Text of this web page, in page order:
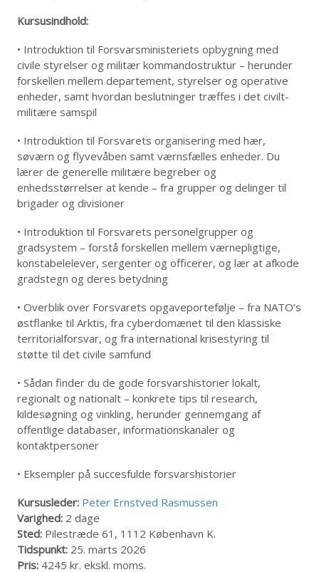
Kursusindhold:
• Introduktion til Forsvarsministeriets opbygning med
civile styrelser og militær kommandostruktur – herunder
forskellen mellem departement, styrelser og operative
enheder, samt hvordan beslutninger træffes i det civilt-
militære samspil
• Introduktion til Forsvarets organisering med hær,
søværn og flyvevåben samt værnsfælles enheder. Du
lærer de generelle militære begreber og
enhedsstørrelser at kende – fra grupper og delinger til
brigader og divisioner
• Introduktion til Forsvarets personelgrupper og
gradsystem – forstå forskellen mellem værnepligtige,
konstabelelever, sergenter og officerer, og lær at afkode
gradstegn og deres betydning
• Overblik over Forsvarets opgaveportefølje – fra NATO’s
østflanke til Arktis, fra cyberdomænet til den klassiske
territorialforsvar, og fra international krisestyring til
støtte til det civile samfund
• Sådan finder du de gode forsvarshistorier lokalt,
regionalt og nationalt – konkrete tips til research,
kildesøgning og vinkling, herunder gennemgang af
offentlige databaser, informationskanaler og
kontaktpersoner
• Eksempler på succesfulde forsvarshistorier
Kursusleder: Peter Ernstved Rasmussen
Varighed: 2 dage
Sted: Pilestræde 61, 1112 København K.
Tidspunkt: 25. marts 2026
Pris: 4245 kr. ekskl. moms.